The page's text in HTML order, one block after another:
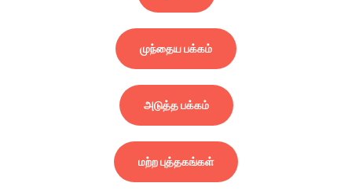
முந்தைய பக்கம்
அடுத்த பக்கம்
மற்ற புத்தகங்கள்